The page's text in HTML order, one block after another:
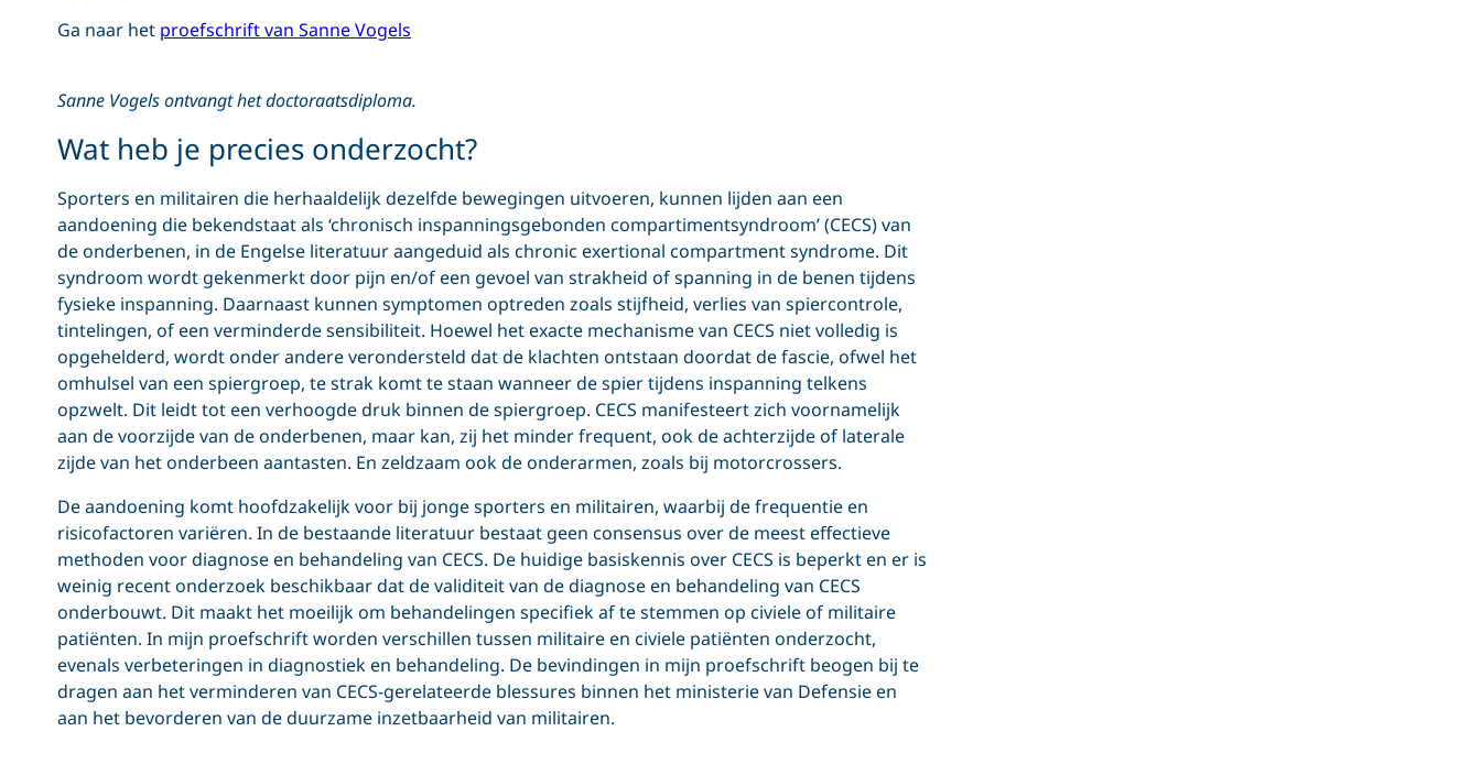
Ga naar het proefschrift van Sanne Vogels
Sanne Vogels ontvangt het doctoraatsdiploma.
Wat heb je precies onderzocht?
Sporters en militairen die herhaaldelijk dezelfde bewegingen uitvoeren, kunnen lijden aan een
aandoening die bekendstaat als ‘chronisch inspanningsgebonden compartimentsyndroom’ (CECS) van
de onderbenen, in de Engelse literatuur aangeduid als chronic exertional compartment syndrome. Dit
syndroom wordt gekenmerkt door pijn en/of een gevoel van strakheid of spanning in de benen tijdens
fysieke inspanning. Daarnaast kunnen symptomen optreden zoals stijfheid, verlies van spiercontrole,
tintelingen, of een verminderde sensibiliteit. Hoewel het exacte mechanisme van CECS niet volledig is
opgehelderd, wordt onder andere verondersteld dat de klachten ontstaan doordat de fascie, ofwel het
omhulsel van een spiergroep, te strak komt te staan wanneer de spier tijdens inspanning telkens
opzwelt. Dit leidt tot een verhoogde druk binnen de spiergroep. CECS manifesteert zich voornamelijk
aan de voorzijde van de onderbenen, maar kan, zij het minder frequent, ook de achterzijde of laterale
zijde van het onderbeen aantasten. En zeldzaam ook de onderarmen, zoals bij motorcrossers.
De aandoening komt hoofdzakelijk voor bij jonge sporters en militairen, waarbij de frequentie en
risicofactoren variëren. In de bestaande literatuur bestaat geen consensus over de meest effectieve
methoden voor diagnose en behandeling van CECS. De huidige basiskennis over CECS is beperkt en er is
weinig recent onderzoek beschikbaar dat de validiteit van de diagnose en behandeling van CECS
onderbouwt. Dit maakt het moeilijk om behandelingen specifiek af te stemmen op civiele of militaire
patiënten. In mijn proefschrift worden verschillen tussen militaire en civiele patiënten onderzocht,
evenals verbeteringen in diagnostiek en behandeling. De bevindingen in mijn proefschrift beogen bij te
dragen aan het verminderen van CECS-gerelateerde blessures binnen het ministerie van Defensie en
aan het bevorderen van de duurzame inzetbaarheid van militairen.